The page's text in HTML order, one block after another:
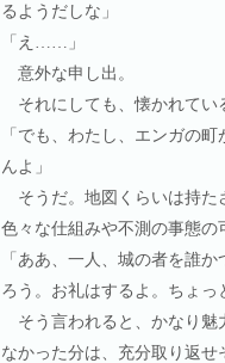
るようだしな」
「え……」
意外な申し出。
それにしても、懐かれて
「でも、わたし、エンガの
んよ」
そうだ。地図くらいは持た
色々な仕組みや不測の事態の
「ああ、一人、城の者を誰
ろう。お礼はするよ。ちょっ
そう言われると、かなり魅
なかった分は、充分取り返せ